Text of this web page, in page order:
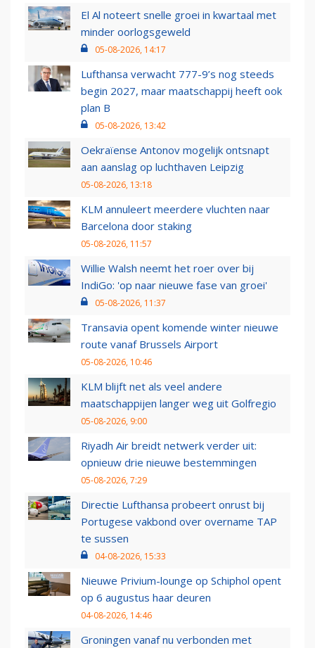
El Al noteert snelle groei in kwartaal met
minder oorlogsgeweld
05-08-2026, 14:17
Lufthansa verwacht 777-9’s nog steeds
begin 2027, maar maatschappij heeft ook
plan B
05-08-2026, 13:42
Oekraïense Antonov mogelijk ontsnapt
aan aanslag op luchthaven Leipzig
05-08-2026, 13:18
KLM annuleert meerdere vluchten naar
Barcelona door staking
05-08-2026, 11:57
Willie Walsh neemt het roer over bij
IndiGo: 'op naar nieuwe fase van groei'
05-08-2026, 11:37
Transavia opent komende winter nieuwe
route vanaf Brussels Airport
05-08-2026, 10:46
KLM blijft net als veel andere
maatschappijen langer weg uit Golfregio
05-08-2026, 9:00
Riyadh Air breidt netwerk verder uit:
opnieuw drie nieuwe bestemmingen
05-08-2026, 7:29
Directie Lufthansa probeert onrust bij
Portugese vakbond over overname TAP
te sussen
04-08-2026, 15:33
Nieuwe Privium-lounge op Schiphol opent
op 6 augustus haar deuren
04-08-2026, 14:46
Groningen vanaf nu verbonden met